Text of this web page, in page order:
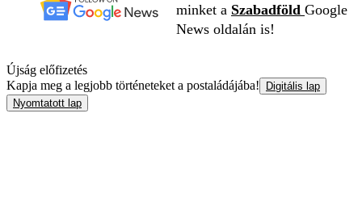
minket a Szabadföld Google
News oldalán is!
Újság előfizetés
Kapja meg a legjobb történeteket a postaládájába!
Digitális lap
Nyomtatott lap